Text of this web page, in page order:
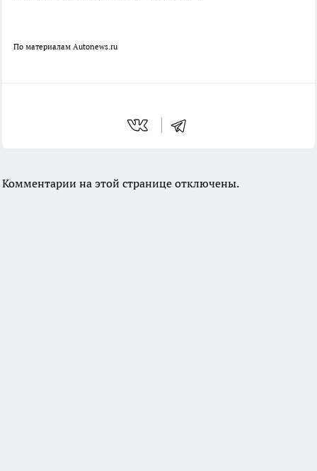
По материалам Autonews.ru
Комментарии на этой странице отключены.